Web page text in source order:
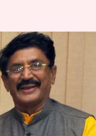
Mohan:
పెళ్లి!
03:44 pm